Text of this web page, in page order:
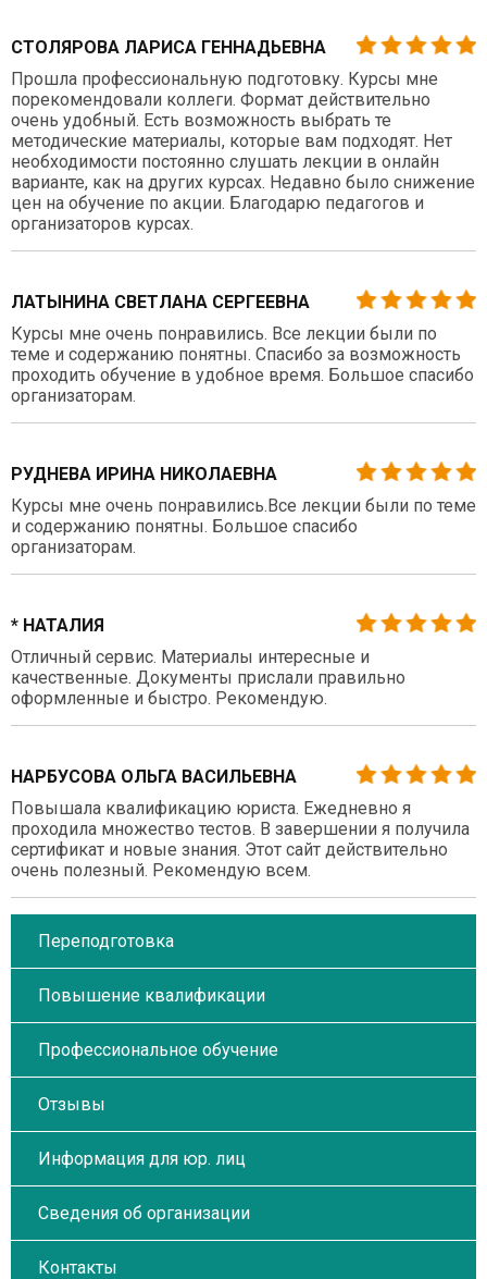
СТОЛЯРОВА ЛАРИСА ГЕННАДЬЕВНА
Прошла профессиональную подготовку. Курсы мне
порекомендовали коллеги. Формат действительно
очень удобный. Есть возможность выбрать те
методические материалы, которые вам подходят. Нет
необходимости постоянно слушать лекции в онлайн
варианте, как на других курсах. Недавно было снижение
цен на обучение по акции. Благодарю педагогов и
организаторов курсах.
ЛАТЫНИНА СВЕТЛАНА СЕРГЕЕВНА
Курсы мне очень понравились. Все лекции были по
теме и содержанию понятны. Спасибо за возможность
проходить обучение в удобное время. Большое спасибо
организаторам.
РУДНЕВА ИРИНА НИКОЛАЕВНА
Курсы мне очень понравились.Все лекции были по теме
и содержанию понятны. Большое спасибо
организаторам.
* НАТАЛИЯ
Отличный сервис. Материалы интересные и
качественные. Документы прислали правильно
оформленные и быстро. Рекомендую.
НАРБУСОВА ОЛЬГА ВАСИЛЬЕВНА
Повышала квалификацию юриста. Ежедневно я
проходила множество тестов. В завершении я получила
сертификат и новые знания. Этот сайт действительно
очень полезный. Рекомендую всем.
Переподготовка
Повышение квалификации
Профессиональное обучение
Отзывы
Информация для юр. лиц
Сведения об организации
Контакты